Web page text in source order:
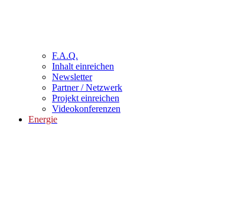
F.A.Q.
Inhalt einreichen
Newsletter
Partner / Netzwerk
Projekt einreichen
Videokonferenzen
Energie